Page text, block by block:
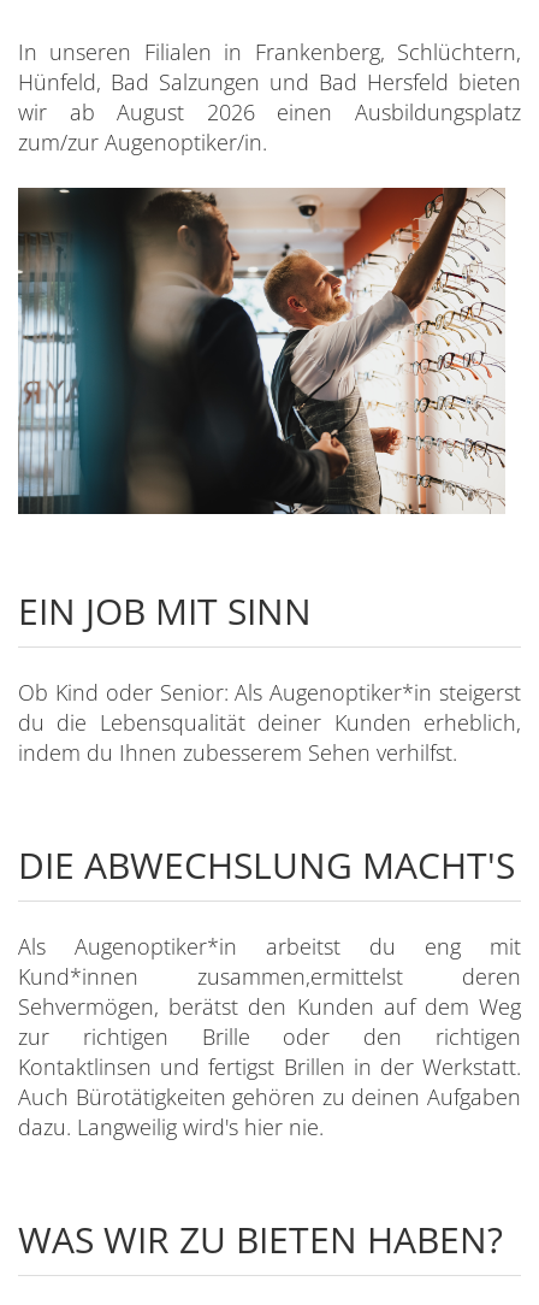
In unseren Filialen in Frankenberg, Schlüchtern,
Hünfeld, Bad Salzungen und Bad Hersfeld bieten
wir ab August 2026 einen Ausbildungsplatz
zum/zur Augenoptiker/in.
EIN JOB MIT SINN
Ob Kind oder Senior: Als Augenoptiker*in steigerst
du die Lebensqualität deiner Kunden erheblich,
indem du Ihnen zubesserem Sehen verhilfst.
DIE ABWECHSLUNG MACHT'S
Als Augenoptiker*in arbeitst du eng mit
Kund*innen zusammen,ermittelst deren
Sehvermögen, berätst den Kunden auf dem Weg
zur richtigen Brille oder den richtigen
Kontaktlinsen und fertigst Brillen in der Werkstatt.
Auch Bürotätigkeiten gehören zu deinen Aufgaben
dazu. Langweilig wird's hier nie.
WAS WIR ZU BIETEN HABEN?